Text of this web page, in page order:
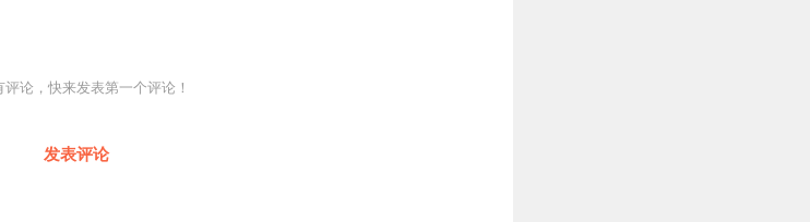
评论，快来发表第一个评论！
发表评论